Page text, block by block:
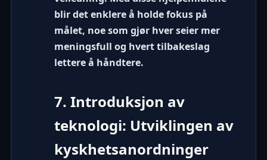
blir det enklere å holde fokus på
målet, noe som gjør hver seier mer
meningsfull og hvert tilbakeslag
lettere å håndtere.
7. Introduksjon av
teknologi: Utviklingen av
kyskhetsanordninger